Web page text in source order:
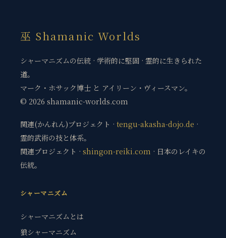
巫 Shamanic Worlds
シャーマニズムの伝統 · 学術的に堅固 · 霊的に生きられた
道。
マーク・ホサック博士 と アイリーン・ヴィースマン。
© 2026 shamanic-worlds.com
関連(かんれん)プロジェクト · tengu-akasha-dojo.de ·
霊的武術の技と体系。
関連プロジェクト · shingon-reiki.com · 日本のレイキの
伝統。
シャーマニズム
シャーマニズムとは
狼シャーマニズム